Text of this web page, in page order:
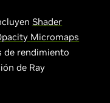
Shader
Micromaps
de rendimiento
de Ray